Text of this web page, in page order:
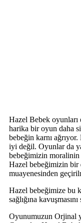
Hazel Bebek oyunları
harika bir oyun daha
bebeğin karnı
iyi değil. Oyunlar da
bebeğimizin moralinin
Hazel bebeğimizin
muayenesinden
Hazel bebeğimize bu
sağlığına
Oyunumuzun Orjinal